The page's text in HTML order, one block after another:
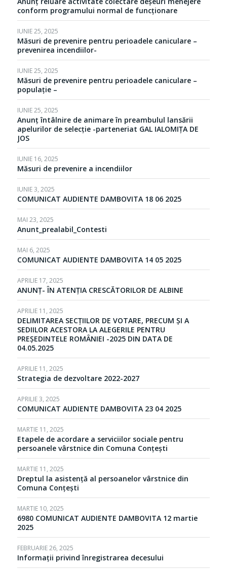
conform programului normal de funcționare
IUNIE 25, 2025
Măsuri de prevenire pentru perioadele caniculare –
prevenirea incendiilor-
IUNIE 25, 2025
Măsuri de prevenire pentru perioadele caniculare –
populație –
IUNIE 25, 2025
Anunț întâlnire de animare în preambulul lansării
apelurilor de selecție -parteneriat GAL IALOMIȚA DE
JOS
IUNIE 16, 2025
Măsuri de prevenire a incendiilor
IUNIE 3, 2025
COMUNICAT AUDIENTE DAMBOVITA 18 06 2025
MAI 23, 2025
Anunt_prealabil_Contesti
MAI 6, 2025
COMUNICAT AUDIENTE DAMBOVITA 14 05 2025
APRILIE 17, 2025
ANUNȚ- ÎN ATENȚIA CRESCĂTORILOR DE ALBINE
APRILIE 11, 2025
DELIMITAREA SECȚIILOR DE VOTARE, PRECUM ȘI A
SEDIILOR ACESTORA LA ALEGERILE PENTRU
PREȘEDINTELE ROMÂNIEI -2025 DIN DATA DE
04.05.2025
APRILIE 11, 2025
Strategia de dezvoltare 2022-2027
APRILIE 3, 2025
COMUNICAT AUDIENTE DAMBOVITA 23 04 2025
MARTIE 11, 2025
Etapele de acordare a serviciilor sociale pentru
persoanele vârstnice din Comuna Conțești
MARTIE 11, 2025
Dreptul la asistență al persoanelor vârstnice din
Comuna Conțești
MARTIE 10, 2025
6980 COMUNICAT AUDIENTE DAMBOVITA 12 martie
2025
FEBRUARIE 26, 2025
Informații privind înregistrarea decesului